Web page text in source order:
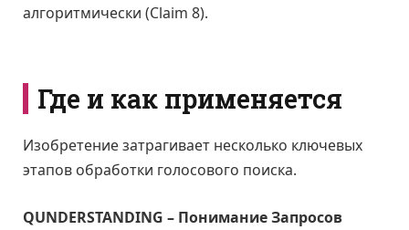
алгоритмически (Claim 8).
Где и как применяется
Изобретение затрагивает несколько ключевых
этапов обработки голосового поиска.
QUNDERSTANDING – Понимание Запросов